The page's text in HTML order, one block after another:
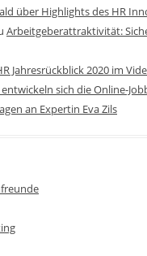
über Highlights des HR
Arbeitgeberattraktivität:
Jahresrückblick 2020 im
sich die Online-
an Expertin Eva Zils